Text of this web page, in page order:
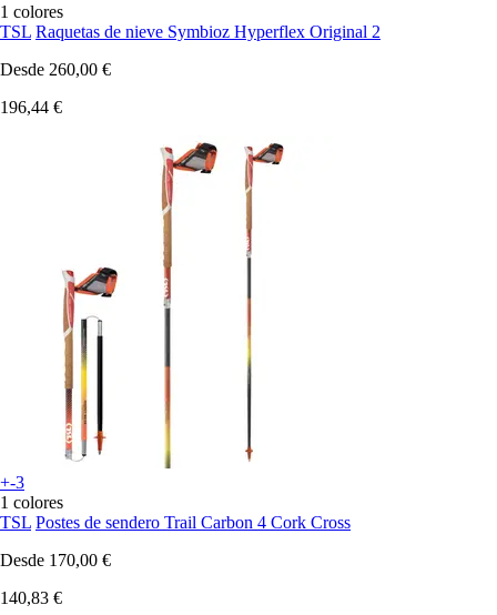
1 colores
TSL Raquetas de nieve Symbioz Hyperflex Original 2
Desde 260,00 €
196,44 €
+-3
1 colores
TSL Postes de sendero Trail Carbon 4 Cork Cross
Desde 170,00 €
140,83 €